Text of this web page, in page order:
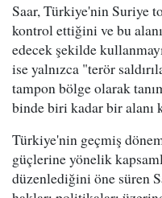
Saar, Türkiye'nin Suriye
kontrol ettiğini ve bu
edecek şekilde
ise yalnızca "terör
tampon bölge olarak
binde biri kadar bir alanı
Türkiye'nin geçmiş
güçlerine yönelik
düzenlediğini öne süren